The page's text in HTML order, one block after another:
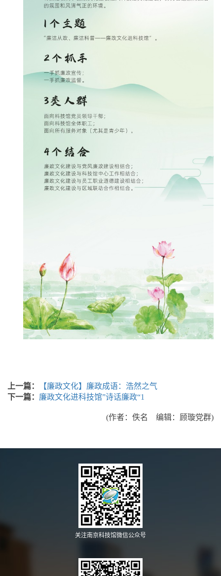
上一篇：
【廉政文化】廉政成语：浩然之气
下一篇： 廉政文化进科技馆”诗话廉政“1
(作者：佚名 编辑：顾璇党群)
关注南京科技馆微信公众号